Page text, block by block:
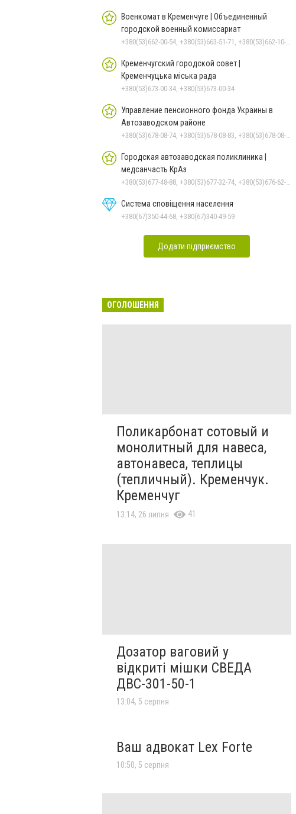
Военкомат в Кременчуге | Объединенный
городской военный комиссариат
+380(53)662-00-54, +380(53)663-51-71, +380(53)662-10-35
Кременчугский городской совет |
Кременчуцька міська рада
+380(53)673-00-34, +380(53)673-00-34
Управление пенсионного фонда Украины в
Автозаводском районе
+380(53)678-08-74, +380(53)678-08-83, +380(53)678-08-41, +380(53)678-08-86, +380(53)678-09-05
Городская автозаводская поликлиника |
медсанчасть КрАз
+380(53)677-48-88, +380(53)677-32-74, +380(53)676-62-99, +380536766187
Система сповіщення населення
+380(67)350-44-68, +380(67)340-49-59
Додати підприємство
ОГОЛОШЕННЯ
Поликарбонат сотовый и
монолитный для навеса,
автонавеса, теплицы
(тепличный). Кременчук.
Кременчуг
13:14, 26 липня 41
Дозатор ваговий у
відкриті мішки СВЕДА
ДВС-301-50-1
13:04, 5 серпня
Ваш адвокат Lex Forte
10:50, 5 серпня